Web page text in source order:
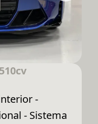
-
- Sistema